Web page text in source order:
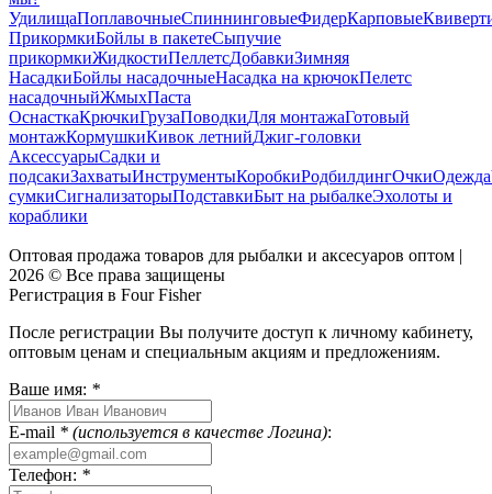
УдилищаПоплавочныеСпиннинговыеФидерКарповые
ПрикормкиБойлы в пакетеСыпучие
прикормкиЖидкостиПеллетсДобавкиЗимняя
НасадкиБойлы насадочныеНасадка на крючокПелетс
насадочныйЖмыхПаста
ОснасткаКрючкиГрузаПоводкиДля монтажаГотовый
монтажКормушкиКивок летнийДжиг-головки
АксессуарыСадки и
подсакиЗахватыИнструментыКоробкиРодбилдингОчкиОдежда
сумкиСигнализаторыПодставкиБыт на рыбалкеЭхолоты и
кораблики
Оптовая продажа товаров для рыбалки и аксесуаров оптом |
2026 © Все права защищены
Регистрация в Four Fisher
После регистрации Вы получите доступ к личному кабинету,
оптовым ценам и специальным акциям и предложениям.
Ваше имя: *
E-mail * (используется в качестве Логина):
Телефон: *